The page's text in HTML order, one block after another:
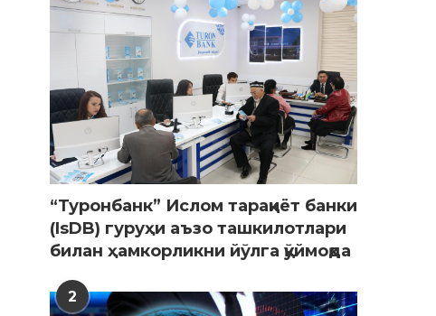
“Туронбанк” Ислом тараққиёт банки
(IsDB) гуруҳи аъзо ташкилотлари
билан ҳамкорликни йўлга қўймоқда
2